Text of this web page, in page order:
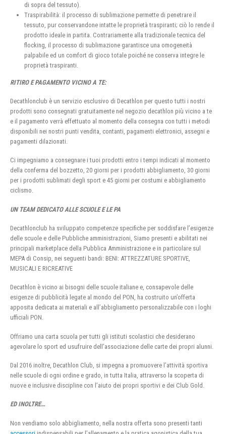
di sopra del tessuto).
Traspirabilità: il processo di sublimazione permette di penetrare il
tessuto, pur conservandone intatte le proprietà traspiranti; ciò lo rende il
prodotto ideale in partita. Contrariamente alla tradizionale tecnica del
flocking, il processo di sublimazione garantisce una omogeneità
palpabile ed un comfort di gioco totale poiché ne conserva integre le
proprietà traspiranti.
RITIRO E PAGAMENTO VICINO A TE:
Decathlonclub è un servizio esclusivo di Decathlon per questo tutti i nostri
prodotti sono consegnati gratuitamente nel negozio decathlon più vicino a te
e il pagamento verrà effettuato al momento della consegna con tutti i metodi
disponibili nei nostri punti vendita, contanti, pagamenti elettronici, assegni e
pagamenti dilazionati.
Ci impegniamo a consegnare i tuoi prodotti entro i tempi indicati al momento
della conferma del bozzetto, 20 giorni per i prodotti abbigliamento, 30 giorni
per i prodotti sublimati degli sport e 45 giorni per costumi e abbigliamento
ciclismo.
UN TEAM DEDICATO ALLE SCUOLE E LE PA
Decathlonclub ha sviluppato competenze specifiche per soddisfare l’esigenze
delle scuole e delle Pubbliche amministrazioni, Siamo presenti e abilitati nei
principali marketplace della Pubblica Amministrazione e in particolare sul
MEPA di Consip, nei seguenti bandi: BENI: ATTREZZATURE SPORTIVE,
MUSICALI E RICREATIVE
Decathlon è vicino ai bisogni delle scuole italiane e, consapevole delle
esigenze di pubblicità legate al mondo del PON, ha costruito un’offerta
apposita dedicata ai materiali e all’abbigliamento personalizzabile con i loghi
ufficiali PON.
Offriamo una carta scuola per tutti gli istituti scolastici che desiderano
agevolare lo sport ed usufruire dell’associazione delle carte dei propri alunni.
Dal 2016 inoltre, Decathlon Club, si impegna a promuovere l’attività sportiva
nelle scuole di ogni ordine e grado, in tutta Italia, attraverso la scoperta di
nuove e inclusive discipline con l’aiuto dei propri sportivi e dei Club Gold.
ED INOLTRE…
Non vendiamo solo abbigliamento, nella nostra offerta sono presenti tanti